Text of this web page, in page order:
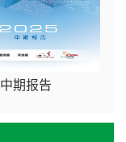
中期报告